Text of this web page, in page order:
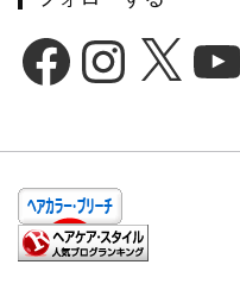
FacebookInstagram